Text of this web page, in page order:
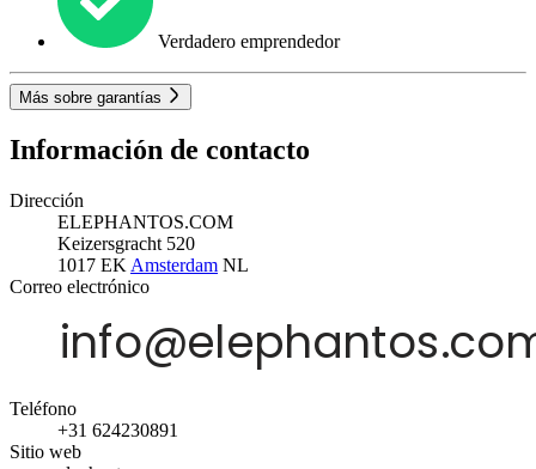
Verdadero emprendedor
Más sobre garantías
Información de contacto
Dirección
ELEPHANTOS.COM
Keizersgracht 520
1017 EK Amsterdam NL
Correo electrónico
Teléfono
+31 624230891
Sitio web